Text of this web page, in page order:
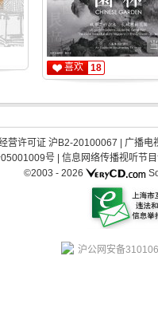
喜欢
18
营许可证 沪B2-20100067
广播电
号| 信息网络传播视听节
©2003 - 2026
沪公网安备